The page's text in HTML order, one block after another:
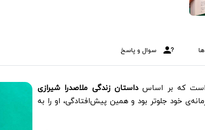
سوال و پاسخ
است که بر اساسداستان زندگی ملاصدرا شیرازی
خود جلوتر بود و همین پیش‌افتادگی، او را به